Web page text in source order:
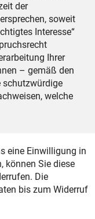
der
soweit
Interesse“
Ihrer
– gemäß den
schutzwürdige
welche
eine Einwilligung in
können Sie diese
Die
bis zum Widerruf